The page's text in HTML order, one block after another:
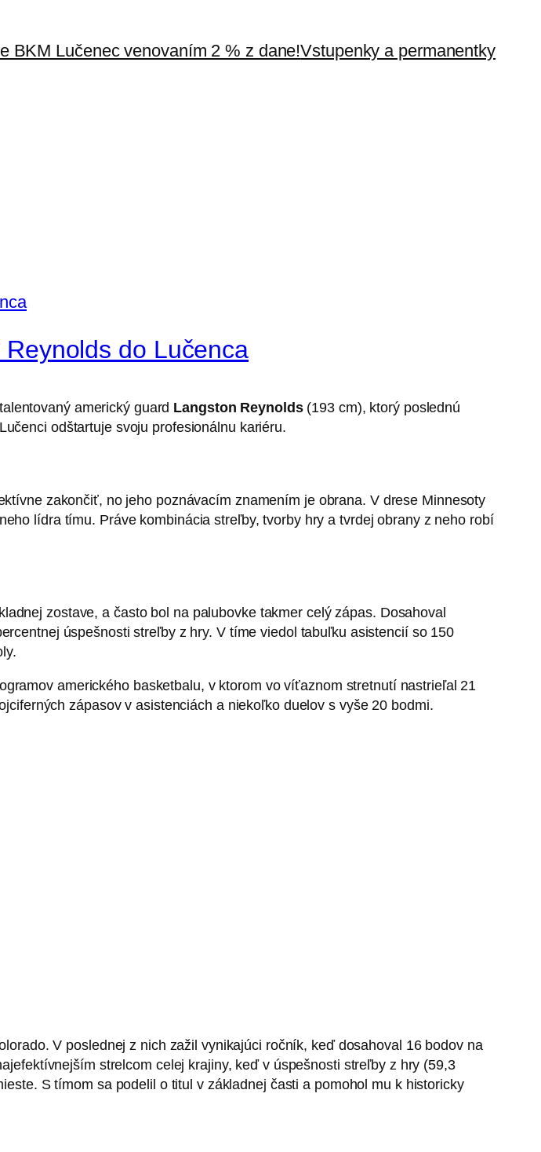
BKM Lučenec venovaním 2 % z dane!Vstupenky a permanentky
do Lučenca
americký guard Langston Reynolds(193 cm), ktorý poslednú
odštartuje svoju profesionálnu kariéru.
zakončiť, no jeho poznávacím znamením je obrana. V drese Minnesoty
lídra tímu. Práve kombinácia streľby, tvorby hry a tvrdej obrany z neho robí
zostave, a často bol na palubovke takmer celý zápas. Dosahoval
úspešnosti streľby z hry. V tíme viedol tabuľku asistencií so 150
amerického basketbalu, v ktorom vo víťaznom stretnutí nastrieľal 21
zápasov v asistenciách a niekoľko duelov s vyše 20 bodmi.
V poslednej z nich zažil vynikajúci ročník, keď dosahoval 16 bodov na
strelcom celej krajiny, keď v úspešnosti streľby z hry (59,3
S tímom sa podelil o titul v základnej časti a pomohol mu k historicky